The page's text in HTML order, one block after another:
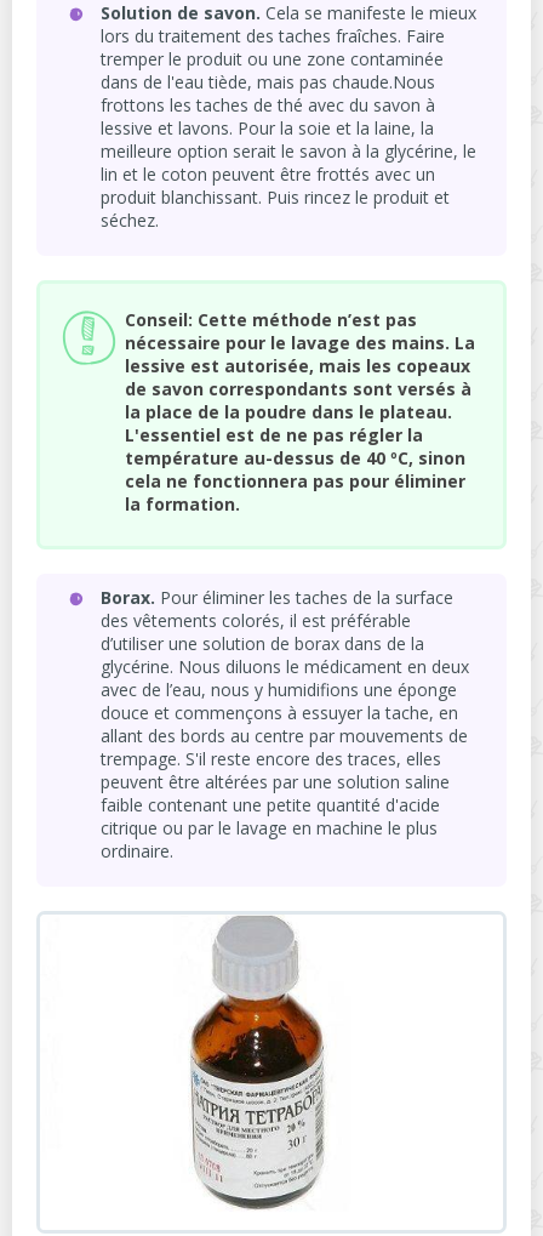
Solution de savon. Cela se manifeste le mieux
lors du traitement des taches fraîches. Faire
tremper le produit ou une zone contaminée
dans de l'eau tiède, mais pas chaude.Nous
frottons les taches de thé avec du savon à
lessive et lavons. Pour la soie et la laine, la
meilleure option serait le savon à la glycérine, le
lin et le coton peuvent être frottés avec un
produit blanchissant. Puis rincez le produit et
séchez.
Conseil: Cette méthode n’est pas
nécessaire pour le lavage des mains. La
lessive est autorisée, mais les copeaux
de savon correspondants sont versés à
la place de la poudre dans le plateau.
L'essentiel est de ne pas régler la
température au-dessus de 40 ºC, sinon
cela ne fonctionnera pas pour éliminer
la formation.
Borax. Pour éliminer les taches de la surface
des vêtements colorés, il est préférable
d’utiliser une solution de borax dans de la
glycérine. Nous diluons le médicament en deux
avec de l’eau, nous y humidifions une éponge
douce et commençons à essuyer la tache, en
allant des bords au centre par mouvements de
trempage. S'il reste encore des traces, elles
peuvent être altérées par une solution saline
faible contenant une petite quantité d'acide
citrique ou par le lavage en machine le plus
ordinaire.